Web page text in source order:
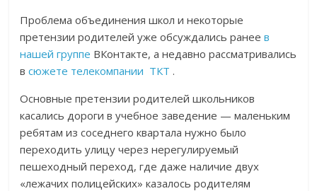
Проблема объединения школ и некоторые
претензии родителей уже обсуждались ранеев
нашей группе ВКонтакте, а недавно рассматривались
всюжете телекомпании ТКТ .
Основные претензии родителей школьников
касались дороги в учебное заведение — маленьким
ребятам из соседнего квартала нужно было
переходить улицу через нерегулируемый
пешеходный переход, где даже наличие двух
«лежачих полицейских» казалось родителям